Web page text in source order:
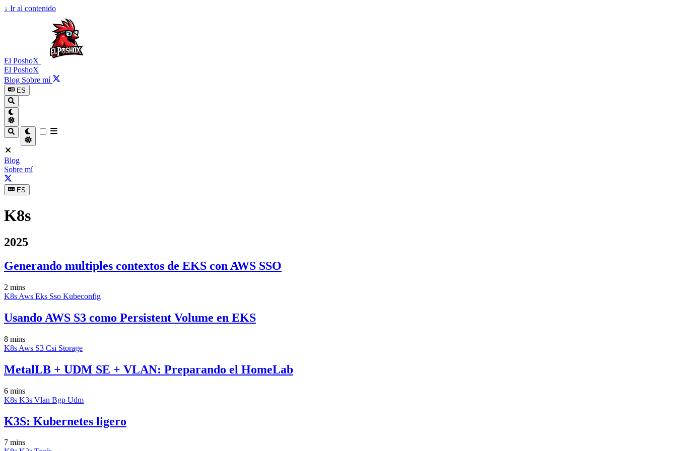
↓ Ir al contenido
El PoshoX
El PoshoX
Blog Sobre mí
ES
Blog
Sobre mí
ES
K8s
2025
Generando multiples contextos de EKS con AWS SSO
2 mins
K8s Aws Eks Sso Kubeconfig
Usando AWS S3 como Persistent Volume en EKS
8 mins
K8s Aws S3 Csi Storage
MetalLB + UDM SE + VLAN: Preparando el HomeLab
6 mins
K8s K3s Vlan Bgp Udm
K3S: Kubernetes ligero
7 mins